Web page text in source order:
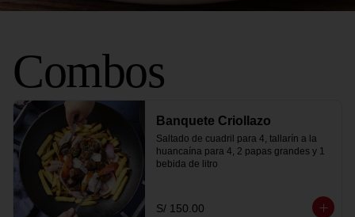
Combos
Banquete Criollazo
Saltado de cuadril para 4, tallarín a la
huancaína para 4, 2 papas grandes y 1
bebida de litro
S/ 150.00